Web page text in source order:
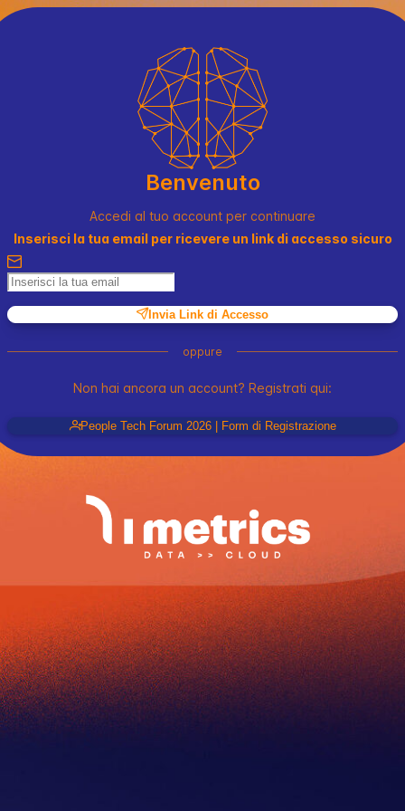
Benvenuto
Accedi al tuo account per continuare
Inserisci la tua email per ricevere un link di accesso sicuro
Invia Link di Accesso
oppure
Non hai ancora un account? Registrati qui:
People Tech Forum 2026 | Form di Registrazione